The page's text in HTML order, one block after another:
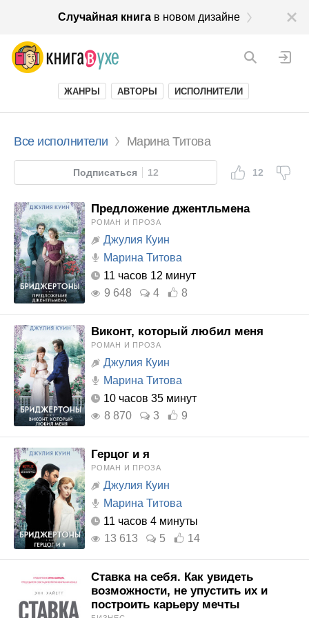
Случайная книгав новом дизайне
ЖАНРЫ АВТОРЫ ИСПОЛНИТЕЛИ
Все исполнители Марина Титова
Подписаться 12 12
Предложение джентльмена
РОМАН И ПРОЗА
Джулия Куин
Марина Титова
11 часов 12 минут
9 648
4 8
Виконт, который любил меня
РОМАН И ПРОЗА
Джулия Куин
Марина Титова
10 часов 35 минут
8 870
3 9
Герцог и я
РОМАН И ПРОЗА
Джулия Куин
Марина Титова
11 часов 4 минуты
13 613
5 14
Ставка на себя. Как увидеть
возможности, не упустить их и
построить карьеру мечты